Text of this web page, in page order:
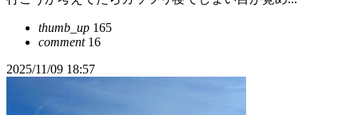
thumb_up 165
comment16
2025/11/09 18:57